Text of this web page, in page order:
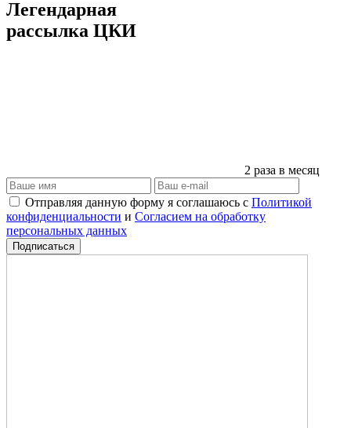
Легендарная
рассылка ЦКИ
2 раза в месяц
Отправляя данную форму я соглашаюсь с Политикой
конфиденциальности и Согласием на обработку
персональных данных
Подписаться